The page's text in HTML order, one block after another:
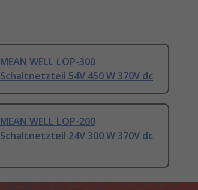
MEAN WELL LOP-300
Schaltnetzteil 54V 450 W 370V dc
MEAN WELL LOP-200
Schaltnetzteil 24V 300 W 370V dc